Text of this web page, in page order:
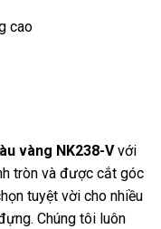
cao
vàng NK238-Vvới
tròn và được cắt góc
tuyệt vời cho nhiều
Chúng tôi luôn